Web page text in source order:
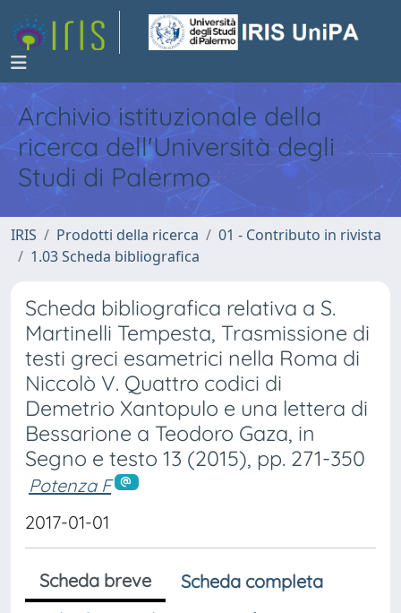
Archivio istituzionale della
ricerca dell'Università degli
Studi di Palermo
IRIS Prodotti della ricerca
01 - Contributo in rivista
1.03 Scheda bibliografica
Scheda bibliografica relativa a S.
Martinelli Tempesta, Trasmissione di
testi greci esametrici nella Roma di
Niccolò V. Quattro codici di
Demetrio Xantopulo e una lettera di
Bessarione a Teodoro Gaza, in
Segno e testo 13 (2015), pp. 271-350
Potenza F
2017-01-01
Scheda breve
Scheda completa